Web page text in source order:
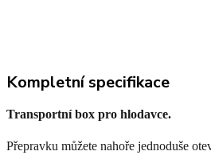
Kompletní specifikace
Transportní box pro hlodavce.
Přepravku můžete nahoře jednoduše